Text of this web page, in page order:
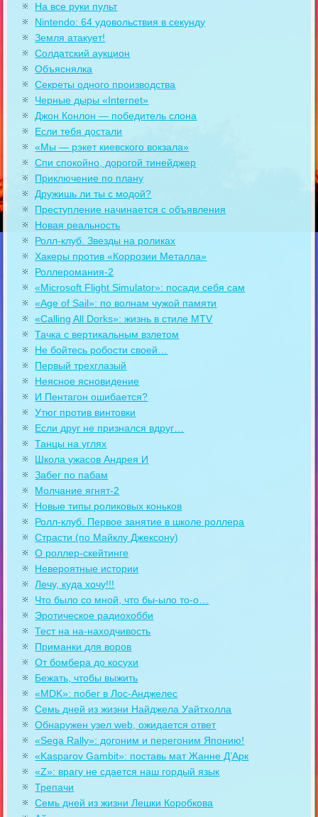
На все руки пульт
Nintendo: 64 удовольствия в секунду
Земля атакует!
Солдатский аукцион
Объяснялка
Секреты одного производства
Черные дыры «Internet»
Джон Конлон — победитель слона
Если тебя достали
«Мы — рэкет киевского вокзала»
Спи спокойно, дорогой тинейджер
Приключение по плану
Дружишь ли ты с модой?
Преступление начинается с объявления
Новая реальность
Ролл-клуб. Звезды на роликах
Хакеры против «Коррозии Металла»
Роллеромания-2
«Microsoft Flight Simulator»: посади себя сам
«Age of Sail»: по волнам чужой памяти
«Calling All Dorks»: жизнь в стиле MTV
Тачка с вертикальным взлетом
Не бойтесь робости своей…
Первый трехглазый
Неясное ясновидение
И Пентагон ошибается?
Утюг против винтовки
Если друг не признался вдруг…
Танцы на углях
Школа ужасов Андрея И
Забег по пабам
Молчание ягнят-2
Новые типы роликовых коньков
Ролл-клуб. Первое занятие в школе роллера
Страсти (по Майклу Джексону)
О роллер-скейтинге
Невероятные истории
Лечу, куда хочу!!!
Что было со мной, что бы-ыло то-о…
Эротическое радиохобби
Тест на на-находчивость
Приманки для воров
От бомбера до косухи
Бежать, чтобы выжить
«MDK»: побег в Лос-Анджелес
Семь дней из жизни Найджела Уайтхолла
Обнаружен узел web, ожидается ответ
«Sega Rally»: догоним и перегоним Японию!
«Kasparov Gambit»: поставь мат Жанне Д’Арк
«Z»: врагу не сдается наш гордый язык
Трепачи
Семь дней из жизни Лешки Коробкова